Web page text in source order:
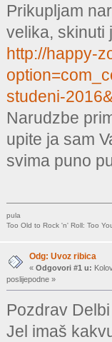
Prikupljam
velika, skinuti
http://happy-
studeni-
Narudzbe
upite ja sam
svima puno
pula
Too Old to Rock 'n' Roll: Too
Odg: Uvoz ribica
« Odgovori #1 u:
poslijepodne »
Pozdrav Delbi
Jel imaš